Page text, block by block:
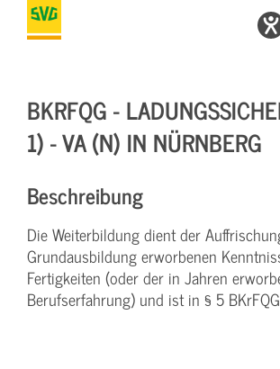
BKRFQG -
1) - VA (N) IN NÜRNBERG
Beschreibung
Die Weiterbildung dient der
Grundausbildung erworbenen
Fertigkeiten (oder der in Jahren
Berufserfahrung) und ist in § 5